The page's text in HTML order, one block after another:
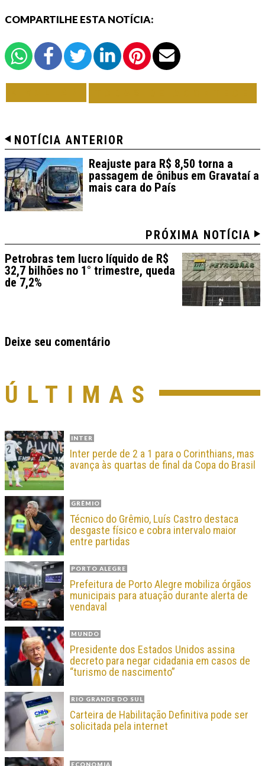
COMPARTILHE ESTA NOTÍCIA:
NOTÍCIA ANTERIOR
Reajuste para R$ 8,50 torna a
passagem de ônibus em Gravataí a
mais cara do País
PRÓXIMA NOTÍCIA
Petrobras tem lucro líquido de R$
32,7 bilhões no 1° trimestre, queda
de 7,2%
Deixe seu comentário
ÚLTIMAS
INTER
Inter perde de 2 a 1 para o Corinthians, mas
avança às quartas de final da Copa do Brasil
GRÊMIO
Técnico do Grêmio, Luís Castro destaca
desgaste físico e cobra intervalo maior
entre partidas
PORTO ALEGRE
Prefeitura de Porto Alegre mobiliza órgãos
municipais para atuação durante alerta de
vendaval
MUNDO
Presidente dos Estados Unidos assina
decreto para negar cidadania em casos de
“turismo de nascimento”
RIO GRANDE DO SUL
Carteira de Habilitação Definitiva pode ser
solicitada pela internet
ECONOMIA